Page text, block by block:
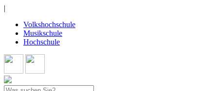
|
Volkshochschule
Musikschule
Hochschule